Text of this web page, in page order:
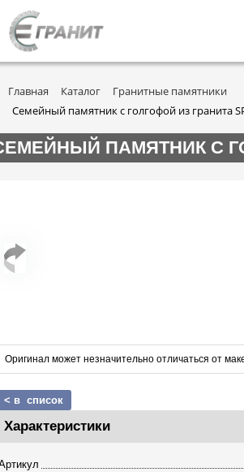
Главная Каталог
Гранитные памятники
Семейный памятник с голгофой из гранита
ПАМЯТНИК С
Оригинал может незначительно отличаться от
< в список
Характеристики